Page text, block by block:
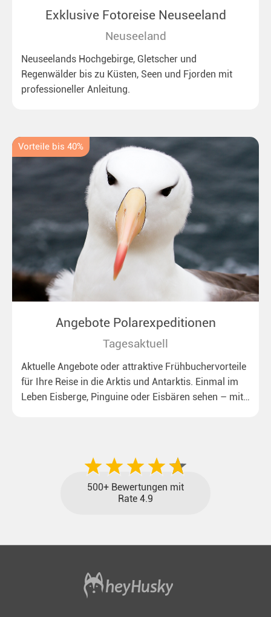
Exklusive Fotoreise Neuseeland
Neuseeland
Neuseelands Hochgebirge, Gletscher und
Regenwälder bis zu Küsten, Seen und Fjorden mit
professioneller Anleitung.
Vorteile bis 40%
Angebote Polarexpeditionen
Tagesaktuell
Aktuelle Angebote oder attraktive Frühbuchervorteile
für Ihre Reise in die Arktis und Antarktis. Einmal im
Leben Eisberge, Pinguine oder Eisbären sehen – mit
500+ Bewertungen mit
Rate 4.9